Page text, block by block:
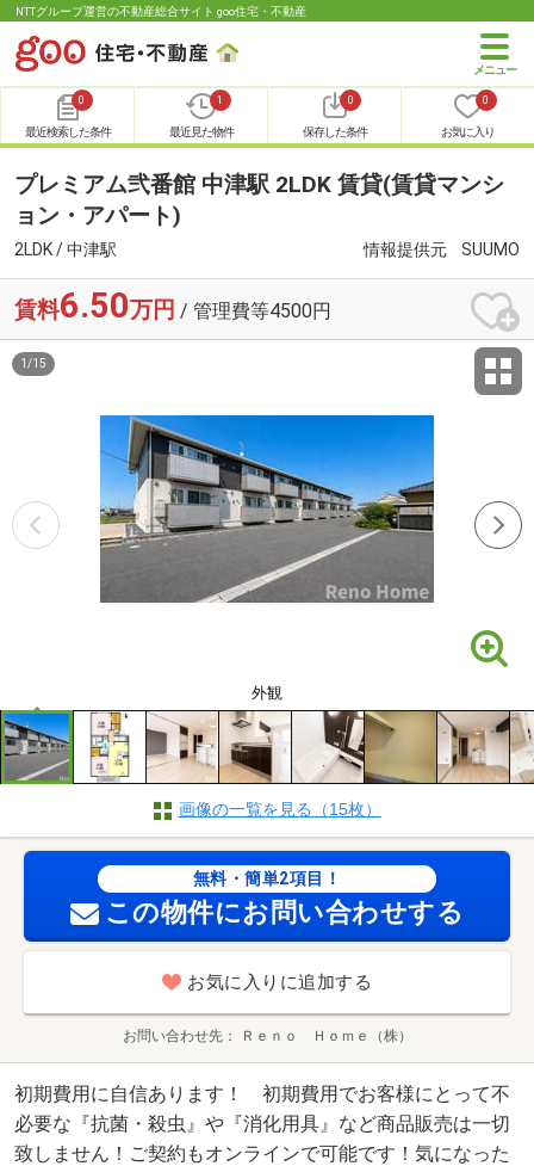
NTTグループ運営の不動産総合サイト goo住宅・不動産
0
最近検索した条件
1
最近見た物件
0
保存した条件
0
お気に入り
プレミアム弐番館 中津駅 2LDK 賃貸(賃貸マンシ
ョン・アパート)
2LDK / 中津駅 情報提供元 SUUMO
賃料6.50万円 / 管理費等4500円
外観
1 /15
画像の一覧を見る（15枚）
無料・簡単2項目！
この物件にお問い合わせする
お気に入りに追加する
お問い合わせ先 Ｒｅｎｏ Ｈｏｍｅ（株）
初期費用に自信あります！ 初期費用でお客様にとって不
必要な『抗菌・殺虫』や『消化用具』など商品販売は一切
致しません！ご契約もオンラインで可能です！気になった